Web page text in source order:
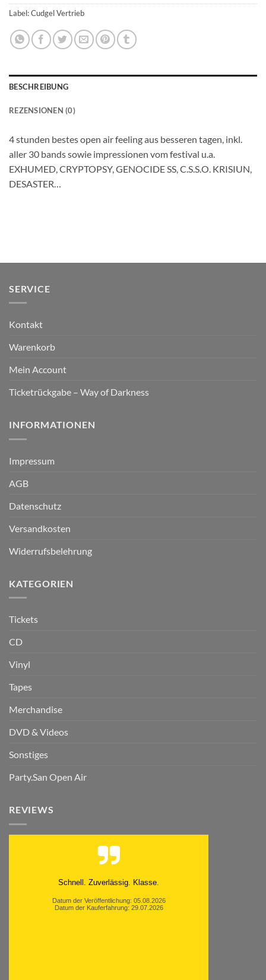
Label: Cudgel Vertrieb
BESCHREIBUNG
REZENSIONEN (0)
4 stunden bestes open air feeling aus besseren tagen, inkl.
aller 30 bands sowie impressionen vom festival u.a.
EXHUMED, CRYPTOPSY, GENOCIDE SS, C.S.S.O. KRISIUN,
DESASTER…
SERVICE
Kontakt
Warenkorb
Mein Account
Ticketrückgabe – Way of Darkness
INFORMATIONEN
Impressum
AGB
Datenschutz
Versandkosten
Widerrufsbelehrung
KATEGORIEN
Tickets
CD
Vinyl
Tapes
Merchandise
DVD & Videos
Sonstiges
Party.San Open Air
REVIEWS
Schnell. Zuverlässig. Klasse.
Datum der Veröffentlichung: 05.08.2026
Datum der Kauferfahrung: 29.07.2026